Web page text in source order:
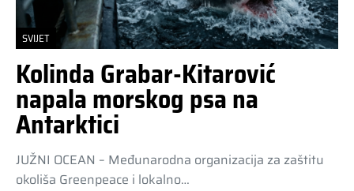
SVIJET
Kolinda Grabar-Kitarović
napala morskog psa na
Antarktici
JUŽNI OCEAN – Međunarodna organizacija za zaštitu
okoliša Greenpeace i lokalno…